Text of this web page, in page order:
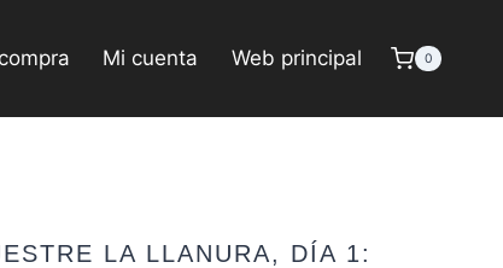
Mi cuenta Web principal 0
LA LLANURA, DÍA 1: